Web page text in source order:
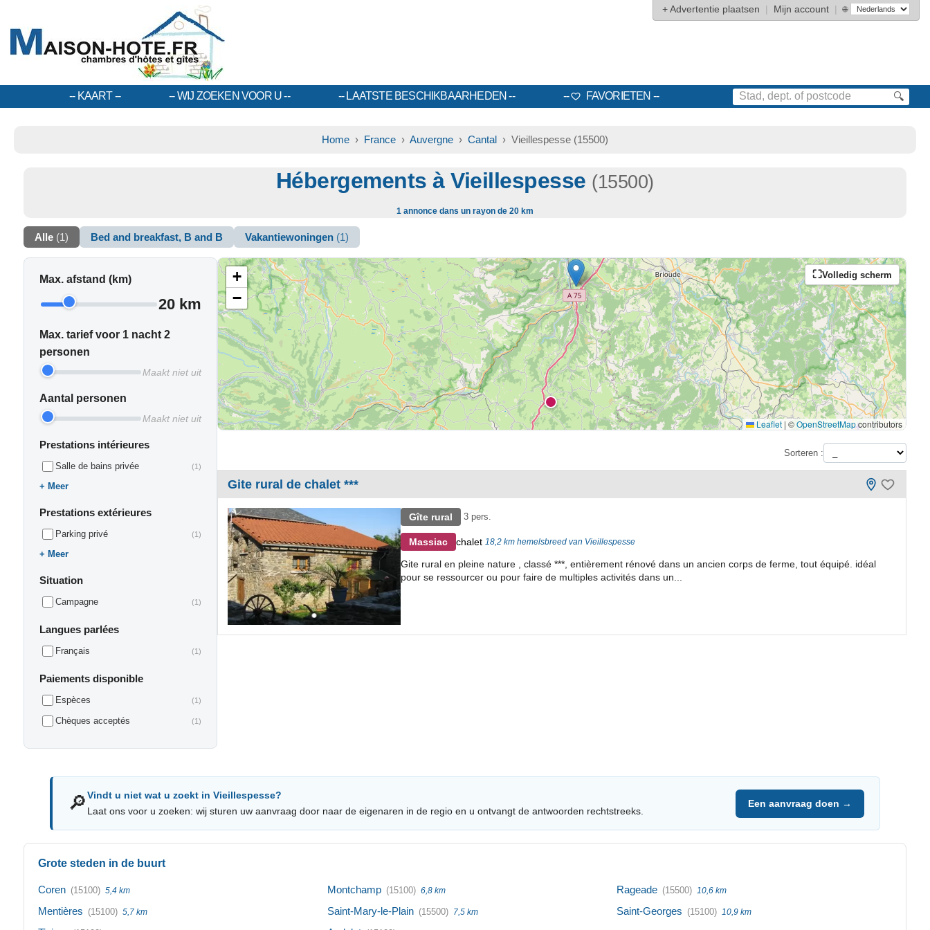
+Advertentie plaatsen | Mijn account | 🌐
KAART WIJ ZOEKEN VOOR U LAATSTE BESCHIKBAARHEDEN FAVORIETEN 🔍
Home› France› Auvergne› Cantal› Vieillespesse (15500)
Hébergements à Vieillespesse (15500)
1 annonce dans un rayon de 20 km
Alle (1) Bed and breakfast, B and B Vakantiewoningen (1)
Max. afstand (km)
20 km
Max. tarief voor 1 nacht 2
personen
Maakt niet uit
Aantal personen
Maakt niet uit
Prestations intérieures
Salle de bains privée (1)
Meer
Prestations extérieures
Parking privé (1)
Meer
Situation
Campagne (1)
Langues parlées
Français (1)
Paiements disponible
Espèces (1)
Chèques acceptés (1)
Volledig scherm
+
−
Leaflet | ©OpenStreetMapcontributors
Sorteren :
Gite rural de chalet ***
Gîte rural 3 pers.
Massiac chalet 18,2 km hemelsbreed van Vieillespesse
Gite rural en pleine nature , classé ***, entièrement rénové dans un ancien corps de ferme, tout équipé. idéal
pour se ressourcer ou pour faire de multiples activités dans un...
🔎Vindt u niet wat u zoekt in Vieillespesse?
Laat ons voor u zoeken: wij sturen uw aanvraag door naar de eigenaren in de regio en u ontvangt de antwoorden rechtstreeks.
Een aanvraag doen →
Grote steden in de buurt
Coren (15100) 5,4 km
Mentières (15100) 5,7 km
Montchamp (15100) 6,8 km
Saint-Mary-le-Plain (15500) 7,5 km
Rageade (15500) 10,6 km
Saint-Georges (15100) 10,9 km